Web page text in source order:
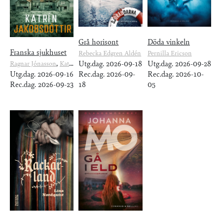
Franska sjukhuset
Ragnar Jónasson, Katrín Jakobsdóttir
Utg.dag. 2026-09-16
Rec.dag. 2026-09-23
Grå horisont
Rebecka Edgren Aldén
Utg.dag. 2026-09-18
Rec.dag. 2026-09-
18
Döda vinkeln
Pernilla Ericson
Utg.dag. 2026-09-28
Rec.dag. 2026-10-
05